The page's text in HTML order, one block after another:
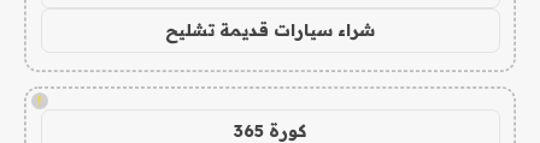
شراء سيارات قديمة تشليح
!
كورة 365